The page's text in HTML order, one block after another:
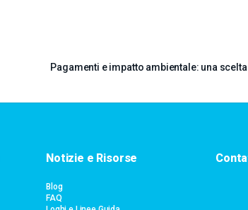
Pagamenti e impatto ambientale: una
Notizie e Risorse
Blog
FAQ